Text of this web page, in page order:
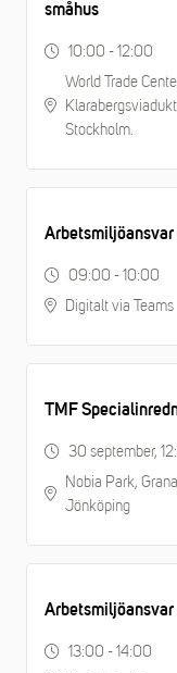
småhus
10:00 - 12:00
World Trade
Stockholm.
09:00 - 10:00
Digitalt via Teams
TMF
30 september,
Nobia Park,
Jönköping
13:00 - 14:00